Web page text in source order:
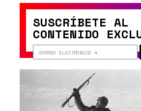
SUSCRÍBETE AL
CONTENIDO